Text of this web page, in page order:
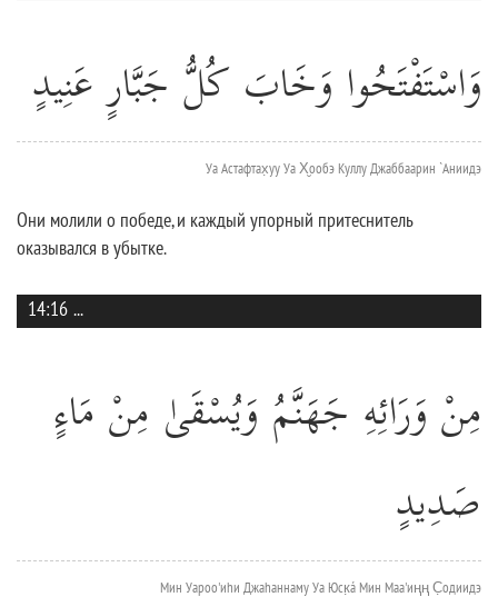
وَاسْتَفْتَحُوا وَخَابَ كُلُّ جَبَّارٍ عَنِيدٍ
Уа Астафтах̣уу Уа Х̮ообэ Куллу Джаббаарин `Аниидэ
Они молили о победе, и каждый упорный притеснитель
оказывался в убытке.
14:16 ...
مِنْ وَرَائِهِ جَهَنَّمُ وَيُسْقَىٰ مِنْ مَاءٍ
صَدِيدٍ
Мин Уароо'иhи Джаhаннаму Уа Юск̣á Мин Маа'иңң С̣одиидэ